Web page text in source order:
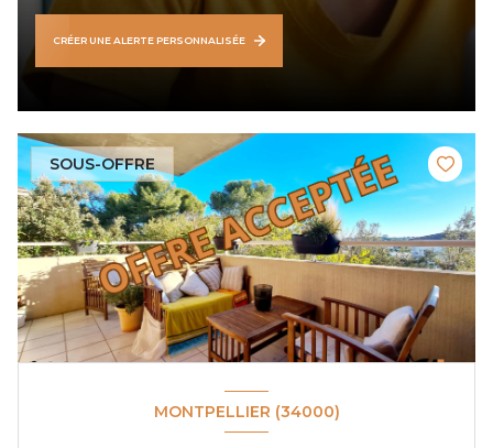
CRÉER UNE ALERTE PERSONNALISÉE
SOUS-OFFRE
MONTPELLIER (34000)